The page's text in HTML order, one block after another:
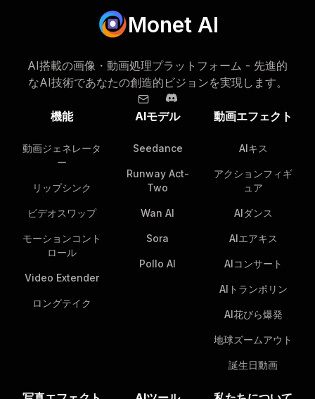
Monet AI
AI搭載の画像・動画処理プラットフォーム - 先進的
なAI技術であなたの創造的ビジョンを実現します。
機能
動画ジェネレータ
ー
リップシンク
ビデオスワップ
モーションコント
ロール
Video Extender
ロングテイク
AIモデル
Seedance
Runway Act-
Two
Wan AI
Sora
Pollo AI
動画エフェクト
AIキス
アクションフィギ
ュア
AIダンス
AIエアキス
AIコンサート
AIトランポリン
AI花びら爆発
地球ズームアウト
誕生日動画